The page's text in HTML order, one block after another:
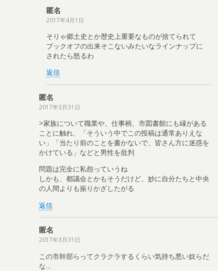
匿名
2017年4月1日
そりゃ郷土史とか歴史上重要なものが捨てられて
ブックオフの出来そこないみたいなラインナップに
されたら怒るわ
返信
匿名
2017年3月31日
>家族について職業や、仕事柄、市図書館にも縁がある
ことに触れ、「そういう中でこの投稿は通常ありえな
い」「当たり前のことを書かないで、皆さん方に迷惑を
かけている」などと男性を批判
問題は完全に私怨っていうね
しかも、都議会とかもそうだけど、妙に自分たちと中央
の人間よりも振りかざしたがる
返信
匿名
2017年3月31日
この市幹部らってクラクラするくらい気持ち悪い奴らだ
な…